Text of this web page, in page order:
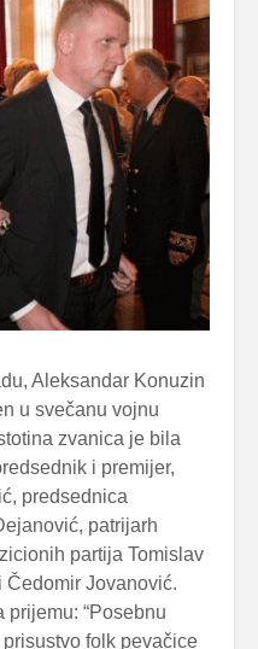
Aleksandar Konuzin
u svečanu vojnu
zvanica je bila
i premijer,
predsednica
patrijarh
partija Tomislav
Jovanović.
prijemu: “Posebnu
folk pevačice